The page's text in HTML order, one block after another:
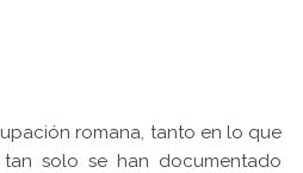
romana, tanto en lo que
tan solo se han documentado